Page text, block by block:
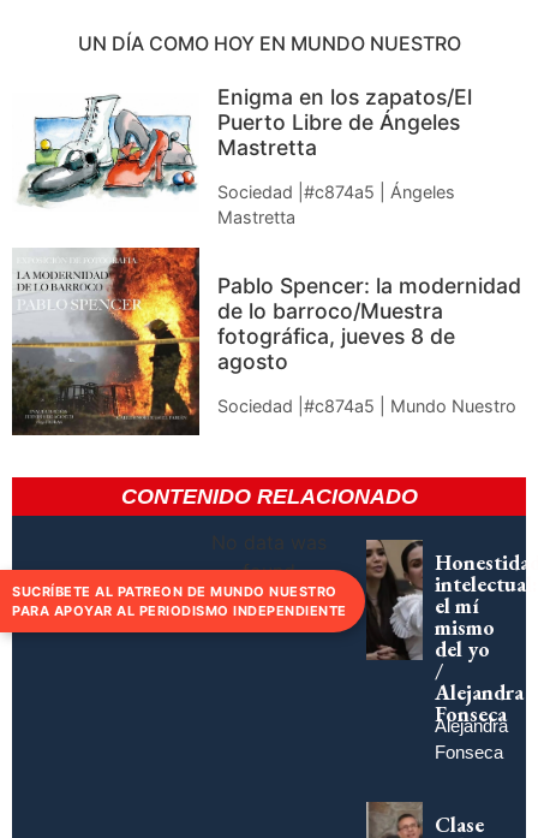
UN DÍA COMO HOY EN MUNDO NUESTRO
Enigma en los zapatos/El
Puerto Libre de Ángeles
Mastretta
Sociedad |#c874a5 | Ángeles
Mastretta
Pablo Spencer: la modernidad
de lo barroco/Muestra
fotográfica, jueves 8 de
agosto
Sociedad |#c874a5 | Mundo Nuestro
CONTENIDO RELACIONADO
No data was
found
intelectual:
el mí
mismo
del yo
/
Alejandra
Fonseca
Alejandra
Fonseca
Clase
SUCRÍBETE AL PATREON DE MUNDO NUESTRO
PARA APOYAR AL PERIODISMO INDEPENDIENTE